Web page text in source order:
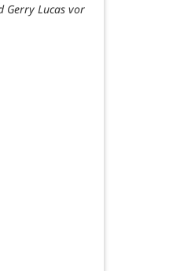
Gerry Lucas vor